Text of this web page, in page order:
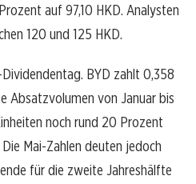
auf 97,10 HKD. Analysten
120 und 125 HKD.
BYD zahlt 0,358
Absatzvolumen von Januar bis
noch rund 20 Prozent
Mai-Zahlen deuten jedoch
für die zweite Jahreshälfte